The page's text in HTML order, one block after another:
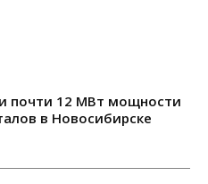
почти 12 МВт мощности
в Новосибирске